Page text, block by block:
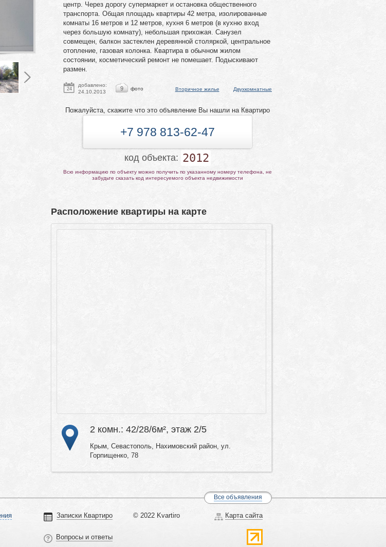
центр. Через дорогу супермаркет и остановка общественного
транспорта. Общая площадь квартиры 42 метра, изолированные
комнаты 16 метров и 12 метров, кухня 6 метров (в кухню вход
через большую комнату), небольшая прихожая. Санузел
совмещен, балкон застеклен деревянной столяркой, центральное
отопление, газовая колонка. Квартира в обычном жилом
состоянии, косметический ремонт не помешает. Подыскивают
размен.
24
добавлено:
24.10.2013
9 фото Вторичное жилье Двухкомнатные
Пожалуйста, скажите что это объявление Вы нашли на Квартиро
+7 978 813-62-47
код объекта: 2012
Всю информацию по объекту можно получить по указанному номеру телефона, не
забудьте сказать код интересуемого объекта недвижимости
Расположение квартиры на карте
2 комн.: 42/28/6м², этаж 2/5
Крым, Севастополь, Нахимовский район, ул.
Горпищенко, 78
Все объявления
Записки Квартиро
Вопросы и ответы
© 2022 Kvartiro Карта сайта